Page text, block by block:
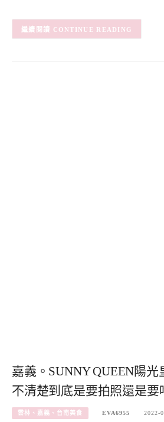
CONTINUE READING
嘉義。SUNNY QUEEN陽
不清楚到底是要拍照還是要
雲林、嘉義、台南美食 EVA6955 2022-